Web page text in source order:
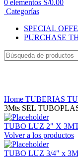
0 elementos S/0.00
Categorías
SPECIAL
PURCHASE
Home TUBERIAS
3Mts SEL
TUBO LUZ 2" X
Volver a los productos
TUBO LUZ 3/4" x